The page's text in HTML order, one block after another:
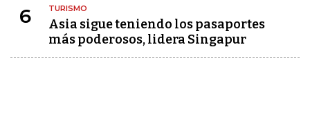
6 TURISMO
Asia sigue teniendo los pasaportes
más poderosos, lidera Singapur